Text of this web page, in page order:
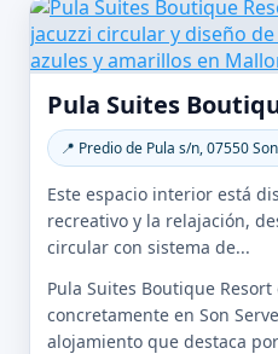
Pula Suites
📍 Predio de Pula s/n, 07550
Este espacio interior está
recreativo y la relajación,
circular con sistema de...
Pula Suites Boutique
concretamente en Son
alojamiento que destaca